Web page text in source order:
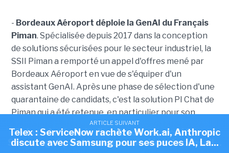
ARTICLE SUIVANT
Telex : Skello lève 200 M€, La Cnil a prononcé 23
sanctions simplifiées depuis début...
ARTICLE SUIVANT
Telex : Anthropic discute d'une puce IA avec
Samsung, OpenAI ouvre sa société de conseil...
- Bordeaux Aéroport déploie la GenAI du Français
Piman. Spécialisée depuis 2017 dans la conception
de solutions sécurisées pour le secteur industriel, la
SSII Piman a remporté un appel d'offres mené par
Bordeaux Aéroport en vue de s'équiper d'un
assistant GenAI. Après une phase de sélection d'une
quarantaine de candidats, c'est la solution PI Chat de
Piman qui a été retenue, en particulier pour son
empreinte matérielle réduite, son coût inférieur à
ceux de la concurrence ainsi que la possibilité d'un
déploiement on-premise à venir. Parmi les fonctions
ARTICLE SUIVANT
Telex : ServiceNow rachète Work.ai, Anthropic
discute avec Samsung pour ses puces IA, La...